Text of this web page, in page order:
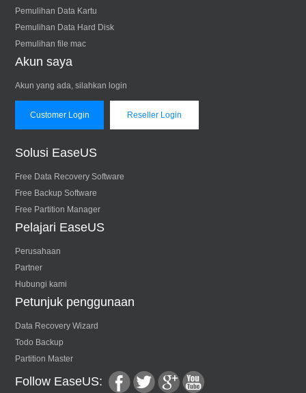
Pemulihan Data Kartu
Pemulihan Data Hard Disk
Pemulihan file mac
Akun saya
Akun yang ada, silahkan login
Customer Login Reseller Login
Solusi EaseUS
Free Data Recovery Software
Free Backup Software
Free Partition Manager
Pelajari EaseUS
Perusahaan
Partner
Hubungi kami
Petunjuk penggunaan
Data Recovery Wizard
Todo Backup
Partition Master
Follow EaseUS: